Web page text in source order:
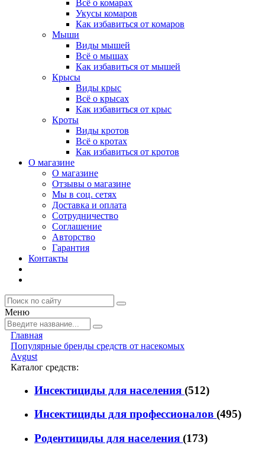
Всё о комарах
Укусы комаров
Как избавиться от комаров
Мыши
Виды мышей
Всё о мышах
Как избавиться от мышей
Крысы
Виды крыс
Всё о крысах
Как избавиться от крыс
Кроты
Виды кротов
Всё о кротах
Как избавиться от кротов
О магазине
О магазине
Отзывы о магазине
Мы в соц. сетях
Доставка и оплата
Сотрудничество
Соглашение
Авторство
Гарантия
Контакты
Меню
Главная
Популярные бренды средств от насекомых
Avgust
Каталог средств:
Инсектициды для населения (512)
Инсектициды для профессионалов (495)
Родентициды для населения (173)